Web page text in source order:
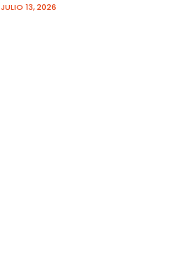
JULIO 13, 2026